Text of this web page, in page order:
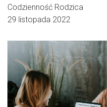
Codzienność Rodzica
29 listopada 2022